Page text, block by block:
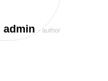
admin - author